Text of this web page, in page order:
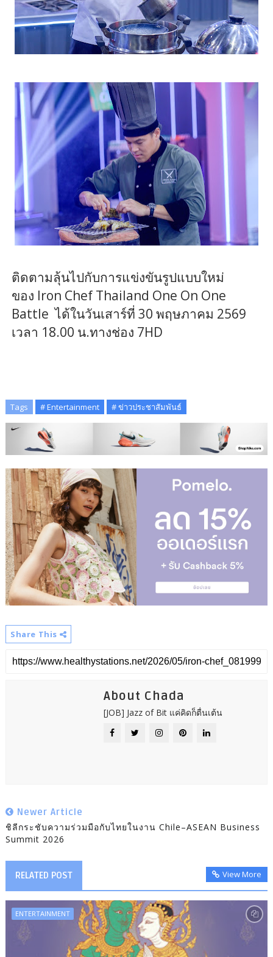
ติดตามลุ้นไปกับการแข่งขันรูปแบบใหม่
ของ Iron Chef Thailand One On One
Battle ได้ในวันเสาร์ที่ 30 พฤษภาคม 2569
เวลา 18.00 น.ทางช่อง 7HD
Tags # Entertainment # ข่าวประชาสัมพันธ์
Share This
About Chada
[JOB] Jazz of Bit แค่คิดก็ตื่นเต้น
Newer Article
ชิลีกระชับความร่วมมือกับไทยในงาน Chile–ASEAN Business
Summit 2026
RELATED POST View More
ENTERTAINMENT